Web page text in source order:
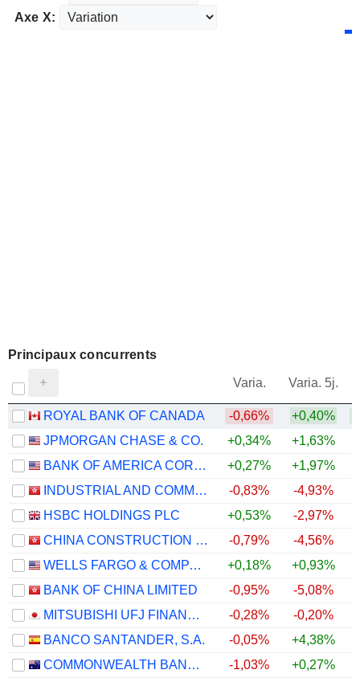
Axe X:
Principaux concurrents
Varia. Varia. 5j.
ROYAL BANK OF CANADA
-0,66% +0,40%
JPMORGAN CHASE & CO.
+0,34% +1,63%
BANK OF AMERICA CORPORATION
+0,27% +1,97%
INDUSTRIAL AND COMMERCIAL BANK OF CHINA LIMITED
-0,83% -4,93%
HSBC HOLDINGS PLC
+0,53% -2,97%
CHINA CONSTRUCTION BANK CORPORATION
-0,79% -4,56%
WELLS FARGO & COMPANY
+0,18% +0,93%
BANK OF CHINA LIMITED
-0,95% -5,08%
MITSUBISHI UFJ FINANCIAL GROUP, INC.
-0,28% -0,20%
BANCO SANTANDER, S.A.
-0,05% +4,38%
COMMONWEALTH BANK OF AUSTRALIA
-1,03% +0,27%